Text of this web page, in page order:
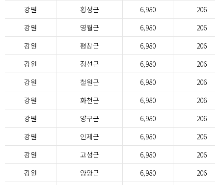
강원
횡성군 6,980
206
강원
영월군 6,980
206
강원
평창군 6,980
206
강원
정선군 6,980
206
강원
철원군 6,980
206
강원
화천군 6,980
206
강원
양구군 6,980
206
강원
인제군 6,980
206
강원
고성군 6,980
206
강원
양양군 6,980
206